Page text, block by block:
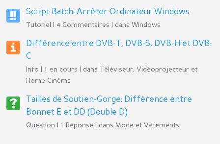
Script Batch: Arrêter Ordinateur Windows
Tutoriel | 4 Commentaires | dansWindows
Différence entre DVB-T, DVB-S, DVB-H et DVB-
C
Info | 1 en cours | dans
Téléviseur, Vidéoprojecteur et
Home Cinéma
Tailles de Soutien-Gorge: Différence entre
Bonnet E et DD (Double D)
Question | 1 Réponse | dansMode et Vêtements